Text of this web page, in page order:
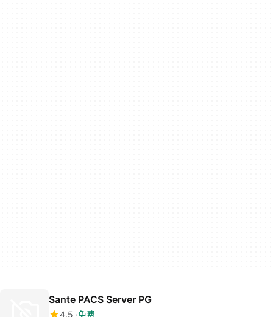
Sante PACS Server PG
4.5 免费